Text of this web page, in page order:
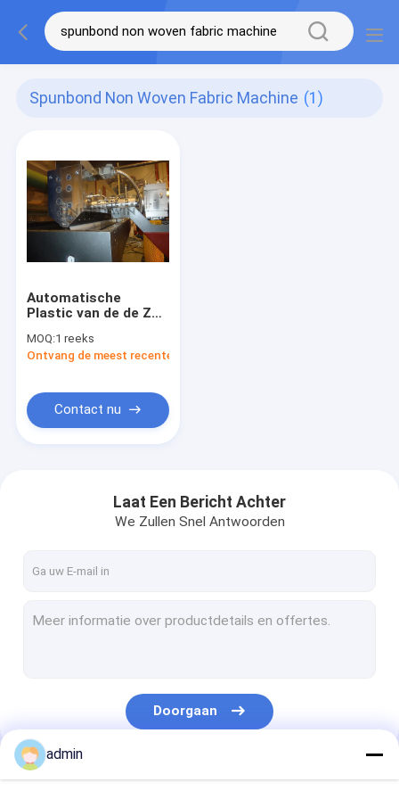
Spunbond Non Woven Fabric Machine (1)
Automatische
Plastic van de de Zak
Geweven de
Uitdrijvingsmachine
MOQ:1 reeks
Ontvang de meest recente Prijs
Contact nu
Laat Een Bericht Achter
We Zullen Snel Antwoorden
Doorgaan
Onze Categorieën
admin